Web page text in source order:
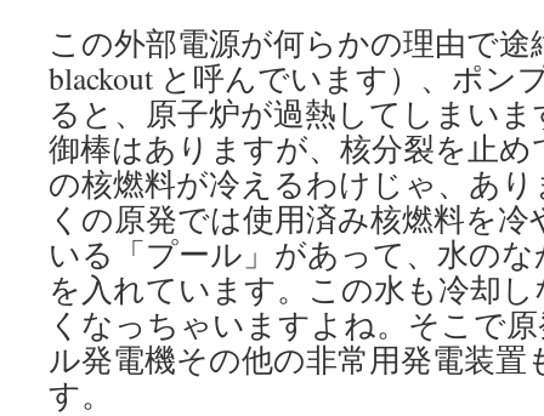
この外部電源が何らかの理由で途
blackout と呼んでいます）、ポン
ると、原子炉が過熱してしまい
御棒はありますが、核分裂を止
の核燃料が冷えるわけじゃ、あ
くの原発では使用済み核燃料を
いる「プール」があって、水の
を入れています。この水も冷却
くなっちゃいますよね。そこで
ル発電機その他の非常用発電装置
す。